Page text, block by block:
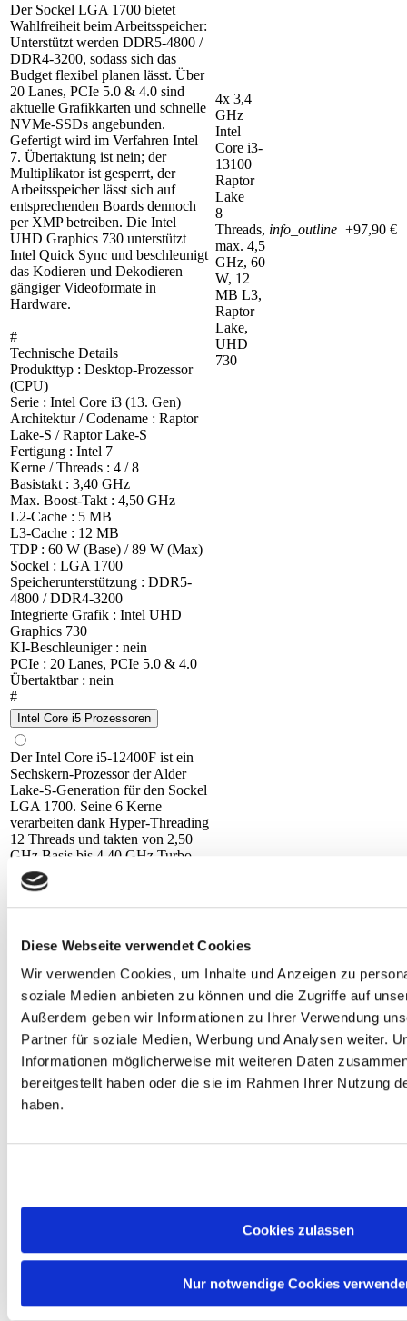
Diese Webseite verwendet Cookies
Wir verwenden Cookies, um Inhalte und Anzeigen zu
soziale Medien anbieten zu können und die Zugriffe auf
Außerdem geben wir Informationen zu Ihrer Verwendung
Partner für soziale Medien, Werbung und Analysen weiter.
Informationen möglicherweise mit weiteren Daten
bereitgestellt haben oder die sie im Rahmen Ihrer Nutzung
haben.
Cookies zulassen
Nur notwendige Cookies
Der Sockel LGA 1700 bietet
Wahlfreiheit beim Arbeitsspeicher:
Unterstützt werden DDR5-4800 /
DDR4-3200, sodass sich das
Budget flexibel planen lässt. Über
20 Lanes, PCIe 5.0 & 4.0 sind
aktuelle Grafikkarten und schnelle
NVMe-SSDs angebunden.
Gefertigt wird im Verfahren Intel
7. Übertaktung ist nein; der
Multiplikator ist gesperrt, der
Arbeitsspeicher lässt sich auf
entsprechenden Boards dennoch
per XMP betreiben. Die Intel
UHD Graphics 730 unterstützt
Intel Quick Sync und beschleunigt
das Kodieren und Dekodieren
gängiger Videoformate in
Hardware.
#
Technische Details
Produkttyp : Desktop-Prozessor
(CPU)
Serie : Intel Core i3 (13. Gen)
Architektur / Codename : Raptor
Lake-S / Raptor Lake-S
Fertigung : Intel 7
Kerne / Threads : 4 / 8
Basistakt : 3,40 GHz
Max. Boost-Takt : 4,50 GHz
L2-Cache : 5 MB
L3-Cache : 12 MB
TDP : 60 W (Base) / 89 W (Max)
Sockel : LGA 1700
Speicherunterstützung : DDR5-
4800 / DDR4-3200
Integrierte Grafik : Intel UHD
Graphics 730
KI-Beschleuniger : nein
PCIe : 20 Lanes, PCIe 5.0 & 4.0
Übertaktbar : nein
#
4x 3,4
GHz
Intel
Core i3-
13100
Raptor
Lake
8
Threads,
max. 4,5
GHz, 60
W, 12
MB L3,
Raptor
Lake,
UHD
730
info_outline +97,90 €
Intel Core i5 Prozessoren
Der Intel Core i5-12400F ist ein
Sechskern-Prozessor der Alder
Lake-S-Generation für den Sockel
LGA 1700. Seine 6 Kerne
verarbeiten dank Hyper-Threading
12 Threads und takten von 2,50
GHz Basis bis 4,40 GHz Turbo.
Der L3-Cache umfasst 18 MB.
Die Basisleistungsaufnahme liegt
bei 65 W, kurzzeitig sind bis zu
Grafikeinheit besitzt dieses Modell
nicht.
Der Sockel LGA 1700 bietet
Wahlfreiheit beim Arbeitsspeicher:
Unterstützt werden DDR5-4800 /
DDR4-3200, sodass sich das
Budget flexibel planen lässt. Über
20 Lanes, PCIe 5.0 & 4.0 sind
aktuelle Grafikkarten und schnelle
NVMe-SSDs angebunden.
Grafikkarte benötigt; im Gegenzug
liegt der Preis unter dem der
6x 2,5
GHz
Alder
GHz, 65
MB L3,
Alder
ohne